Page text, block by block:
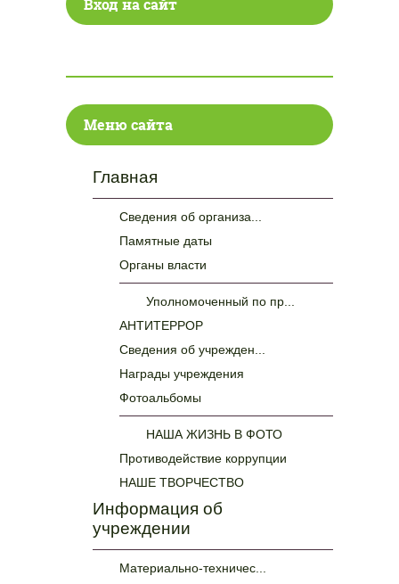
Вход на сайт
Меню сайта
Главная
Сведения об организа...
Памятные даты
Органы власти
Уполномоченный по пр...
АНТИТЕРРОР
Сведения об учрежден...
Награды учреждения
Фотоальбомы
НАША ЖИЗНЬ В ФОТО
Противодействие коррупции
НАШЕ ТВОРЧЕСТВО
Информация об
учреждении
Материально-техничес...